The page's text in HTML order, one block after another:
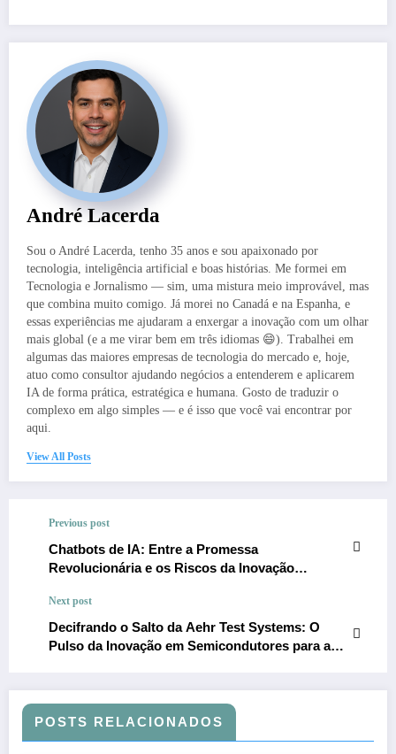
André Lacerda
Sou o André Lacerda, tenho 35 anos e sou apaixonado por
tecnologia, inteligência artificial e boas histórias. Me formei em
Tecnologia e Jornalismo — sim, uma mistura meio improvável, mas
que combina muito comigo. Já morei no Canadá e na Espanha, e
essas experiências me ajudaram a enxergar a inovação com um olhar
mais global (e a me virar bem em três idiomas 😄). Trabalhei em
algumas das maiores empresas de tecnologia do mercado e, hoje,
atuo como consultor ajudando negócios a entenderem e aplicarem
IA de forma prática, estratégica e humana. Gosto de traduzir o
complexo em algo simples — e é isso que você vai encontrar por
aqui.
View All Posts
Previous post
Chatbots de IA: Entre a Promessa
Revolucionária e os Riscos da Inovação
Next post
Decifrando o Salto da Aehr Test Systems: O
Pulso da Inovação em Semicondutores para a
POSTS RELACIONADOS